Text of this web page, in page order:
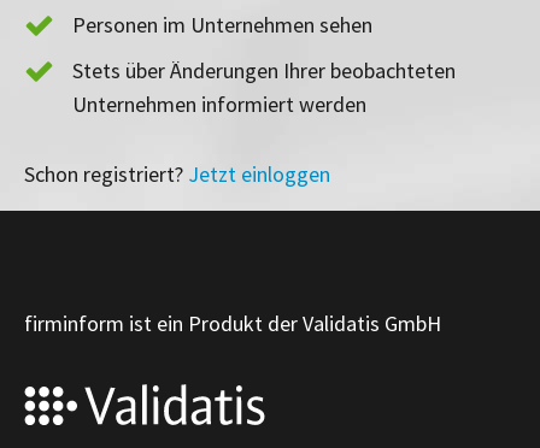
Personen im Unternehmen sehen
Stets über Änderungen Ihrer beobachteten
Unternehmen informiert werden
Schon registriert? Jetzt einloggen
firminform ist ein Produkt der Validatis GmbH